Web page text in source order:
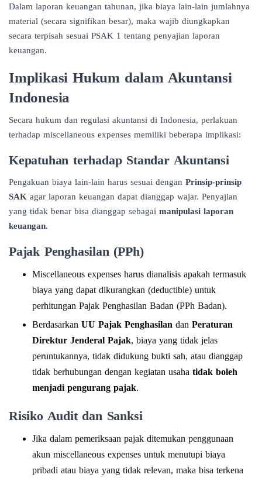
Dalam laporan keuangan tahunan, jika biaya lain-lain jumlahnya
material (secara signifikan besar), maka wajib diungkapkan
secara terpisah sesuai PSAK 1 tentang penyajian laporan
keuangan.
Implikasi Hukum dalam Akuntansi
Indonesia
Secara hukum dan regulasi akuntansi di Indonesia, perlakuan
terhadap miscellaneous expenses memiliki beberapa implikasi:
Kepatuhan terhadap Standar Akuntansi
Pengakuan biaya lain-lain harus sesuai dengan Prinsip-prinsip
SAK agar laporan keuangan dapat dianggap wajar. Penyajian
yang tidak benar bisa dianggap sebagai manipulasi laporan
keuangan.
Pajak Penghasilan (PPh)
Miscellaneous expenses harus dianalisis apakah termasuk
biaya yang dapat dikurangkan (deductible) untuk
perhitungan Pajak Penghasilan Badan (PPh Badan).
Berdasarkan UU Pajak Penghasilan dan Peraturan
Direktur Jenderal Pajak, biaya yang tidak jelas
peruntukannya, tidak didukung bukti sah, atau dianggap
tidak berhubungan dengan kegiatan usaha tidak boleh
menjadi pengurang pajak.
Risiko Audit dan Sanksi
Jika dalam pemeriksaan pajak ditemukan penggunaan
akun miscellaneous expenses untuk menutupi biaya
pribadi atau biaya yang tidak relevan, maka bisa terkena